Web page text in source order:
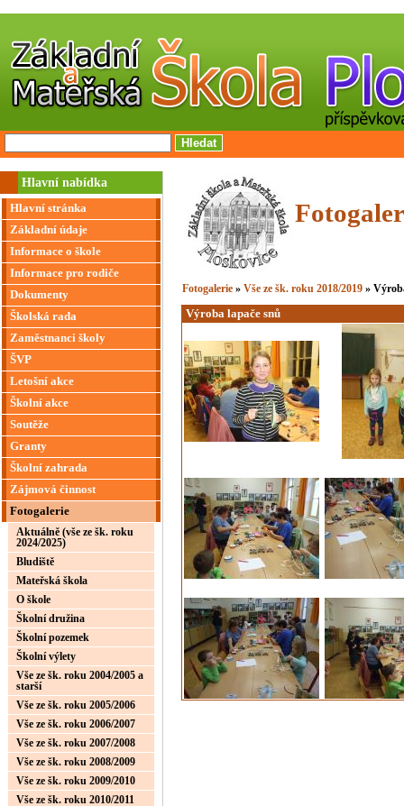
Hlavní nabídka
Hlavní stránka
Základní údaje
Informace o škole
Informace pro rodiče
Dokumenty
Školská rada
Zaměstnanci školy
ŠVP
Letošní akce
Školní akce
Soutěže
Granty
Školní zahrada
Zájmová činnost
Fotogalerie
Aktuálně (vše ze šk. roku
2024/2025)
Bludiště
Mateřská škola
O škole
Školní družina
Školní pozemek
Školní výlety
Vše ze šk. roku 2004/2005 a
starší
Vše ze šk. roku 2005/2006
Vše ze šk. roku 2006/2007
Vše ze šk. roku 2007/2008
Vše ze šk. roku 2008/2009
Vše ze šk. roku 2009/2010
Vše ze šk. roku 2010/2011
Fotogalerie »Vše ze šk. roku 2018/2019 »
Výroba lapače snů